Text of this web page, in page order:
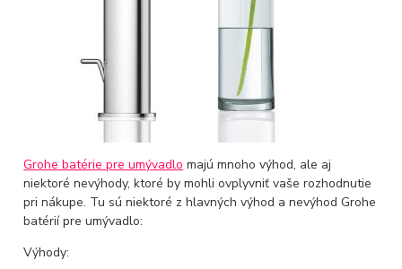
Grohe batérie pre umývadlo majú mnoho výhod, ale aj
niektoré nevýhody, ktoré by mohli ovplyvniť vaše rozhodnutie
pri nákupe. Tu sú niektoré z hlavných výhod a nevýhod Grohe
batérií pre umývadlo:
Výhody: